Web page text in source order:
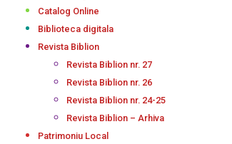
Catalog Online
Biblioteca digitala
Revista Biblion
Revista Biblion nr. 27
Revista Biblion nr. 26
Revista Biblion nr. 24-25
Revista Biblion – Arhiva
Patrimoniu Local